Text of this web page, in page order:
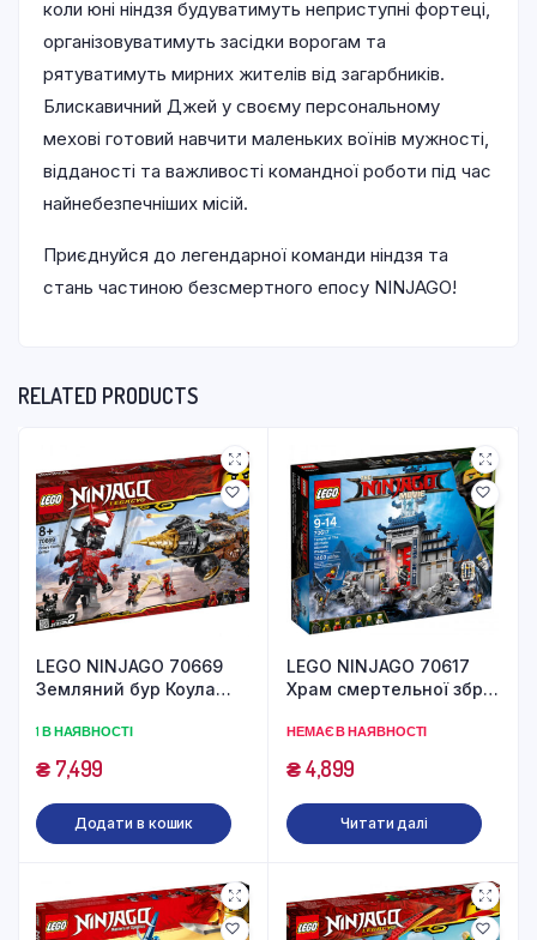
коли юні ніндзя будуватимуть неприступні фортеці,
організовуватимуть засідки ворогам та
рятуватимуть мирних жителів від загарбників.
Блискавичний Джей у своєму персональному
мехові готовий навчити маленьких воїнів мужності,
відданості та важливості командної роботи під час
найнебезпечніших місій.
Приєднуйся до легендарної команди ніндзя та
стань частиною безсмертного епосу NINJAGO!
RELATED PRODUCTS
LEGO NINJAGO 70669
Земляний бур Коула
1 В НАЯВНОСТІ
₴7,499
Додати в кошик
LEGO NINJAGO 70617
Храм смертельної зброї
НЕМАЄ В НАЯВНОСТІ
₴4,899
Читати далі